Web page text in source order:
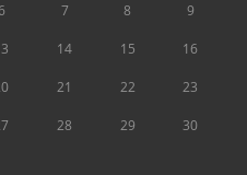
7 8 9
14 15 16
21 22 23
28 29 30